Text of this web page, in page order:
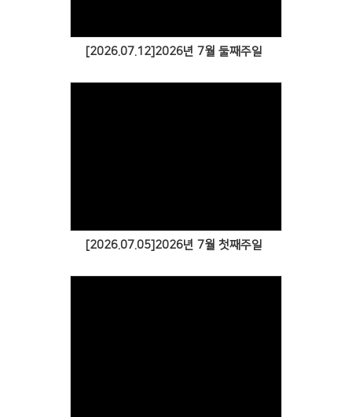
[2026.07.12]2026년 7월 둘째주일
[2026.07.05]2026년 7월 첫째주일